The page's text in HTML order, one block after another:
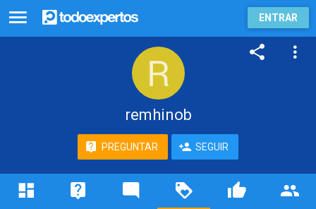
ENTRAR
remhinob
PREGUNTAR SEGUIR